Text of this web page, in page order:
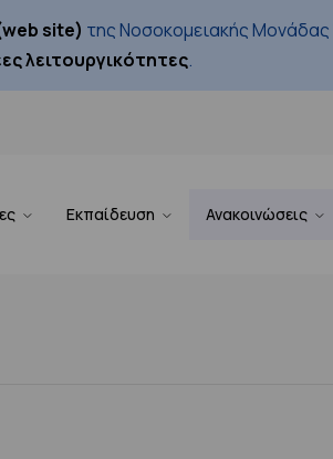
site) της Νοσοκομειακής Μονάδας
λειτουργικότητες.
Εκπαίδευση Ανακοινώσεις